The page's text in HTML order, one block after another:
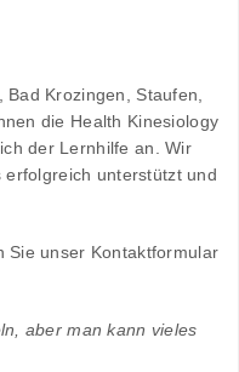
Krozingen, Staufen,
die Health Kinesiology
der Lernhilfe an. Wir
unterstützt und
Sie unser Kontaktformular
aber man kann vieles